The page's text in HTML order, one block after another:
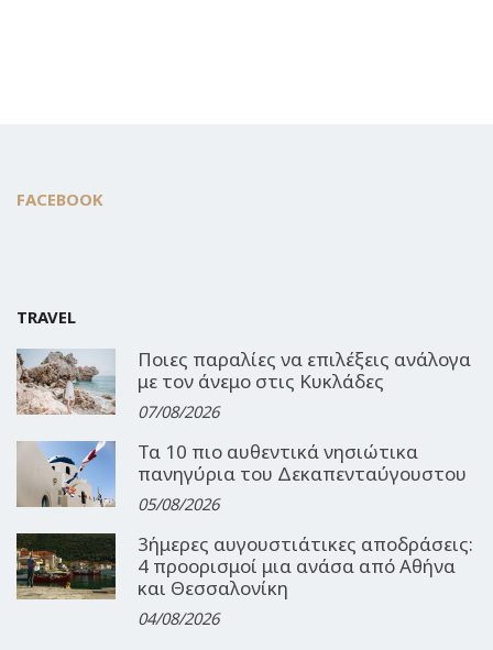
FACEBOOK
TRAVEL
Ποιες παραλίες να επιλέξεις ανάλογα
με τον άνεμο στις Κυκλάδες
07/08/2026
Τα 10 πιο αυθεντικά νησιώτικα
πανηγύρια του Δεκαπενταύγουστου
05/08/2026
3ήμερες αυγουστιάτικες αποδράσεις:
4 προορισμοί μια ανάσα από Αθήνα
και Θεσσαλονίκη
04/08/2026